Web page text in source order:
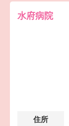
水府病院
住所